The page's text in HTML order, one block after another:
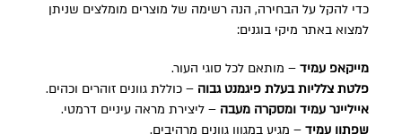
כדי להקל על הבחירה, הנה רשימה של מוצרים מומלצים שניתן
למצוא באתר מיקי בוגנים:
מייקאפ עמיד– מותאם לכל סוגי העור.
פלטת צלליות בעלת פיגמנט גבוה – כוללת גוונים זוהרים וכהים.
אייליינר עמיד ומסקרה מעבה – ליצירת מראה עיניים דרמטי.
שפתון עמיד– מגיע במגוון גוונים מרהיבים.